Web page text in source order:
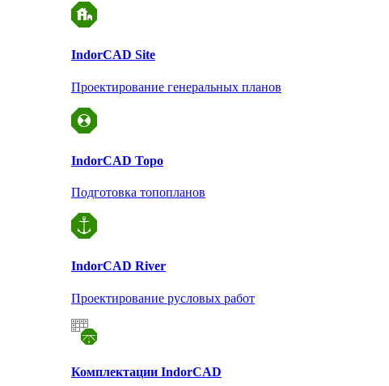
IndorCAD Site
Проектирование генеральных планов
IndorCAD Topo
Подготовка топопланов
IndorCAD River
Проектирование русловых работ
Комплектации IndorCAD